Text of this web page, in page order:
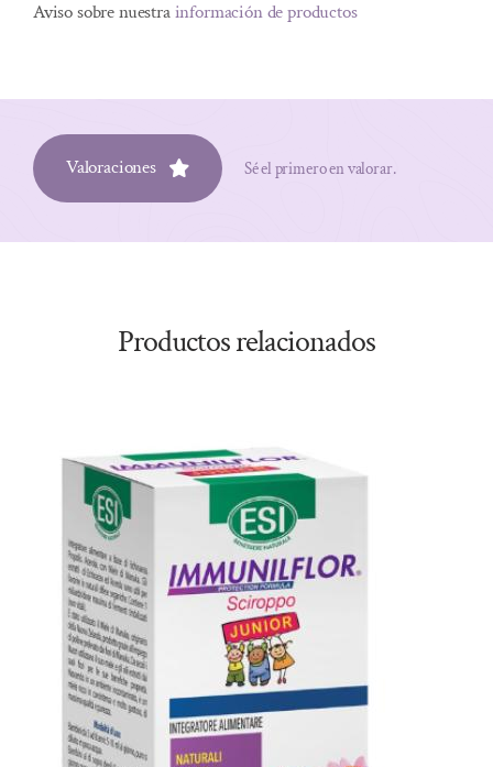
Aviso sobre nuestrainformación de productos
Valoraciones Sé el primero en valorar.
Productos relacionados